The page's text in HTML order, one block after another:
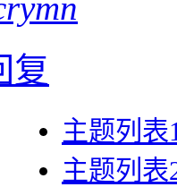
复
主题列表
主题列表